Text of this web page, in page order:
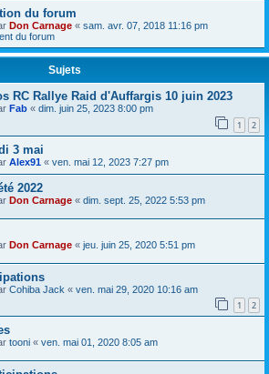
du forum
Don Carnage « sam. avr. 07, 2018 11:16 pm
du forum
Sujets
RC Rallye Raid d'Auffargis 10 juin 2023
Fab « dim. juin 25, 2023 8:00 pm
1 2
3 mai
Alex91 « ven. mai 12, 2023 7:27 pm
2022
Don Carnage « dim. sept. 25, 2022 5:53 pm
Don Carnage « jeu. juin 25, 2020 5:51 pm
Cohiba Jack « ven. mai 29, 2020 10:16 am
1 2
tooni « ven. mai 01, 2020 8:05 am